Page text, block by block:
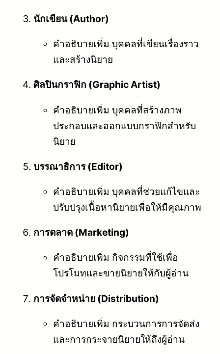
นักเขียน (Author)
คำอธิบายเพิ่ม บุคคลที่เขียนเรื่องราว
และสร้างนิยาย
ศิลปินกราฟิก (Graphic Artist)
คำอธิบายเพิ่ม บุคคลที่สร้างภาพ
ประกอบและออกแบบกราฟิกสำหรับ
นิยาย
บรรณาธิการ (Editor)
คำอธิบายเพิ่ม บุคคลที่ช่วยแก้ไขและ
ปรับปรุงเนื้อหานิยายเพื่อให้มีคุณภาพ
การตลาด (Marketing)
คำอธิบายเพิ่ม กิจกรรมที่ใช้เพื่อ
โปรโมทและขายนิยายให้กับผู้อ่าน
การจัดจำหน่าย (Distribution)
คำอธิบายเพิ่ม กระบวนการการจัดส่ง
และการกระจายนิยายให้ถึงผู้อ่าน